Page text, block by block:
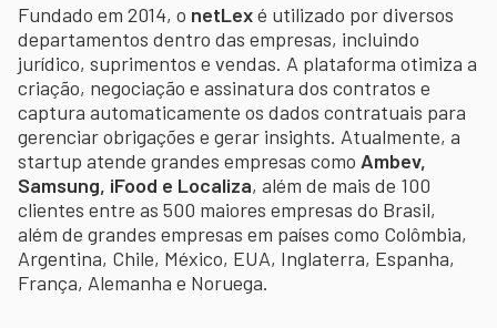
Fundado em 2014, o netLexé utilizado por diversos
departamentos dentro das empresas, incluindo
jurídico, suprimentos e vendas. A plataforma otimiza a
criação, negociação e assinatura dos contratos e
captura automaticamente os dados contratuais para
gerenciar obrigações e gerar insights. Atualmente, a
startup atende grandes empresas como Ambev,
Samsung, iFood e Localiza, além de mais de 100
clientes entre as 500 maiores empresas do Brasil,
além de grandes empresas em países como Colômbia,
Argentina, Chile, México, EUA, Inglaterra, Espanha,
França, Alemanha e Noruega.